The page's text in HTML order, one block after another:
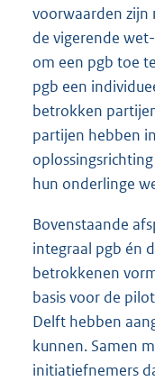
voorwaarden zijn
de vigerende
om een pgb toe
pgb een
betrokken
partijen hebben
hun onderlinge
Bovenstaande
integraal pgb én
betrokkenen
basis voor de
Delft hebben
kunnen. Samen
initiatiefnemers